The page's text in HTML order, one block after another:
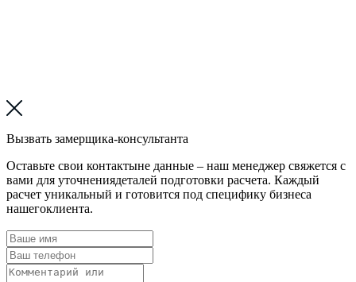
Вызвать замерщика-консультанта
Оставьте свои контактыне данные – наш менеджер свяжется с
вами для уточнениядеталей подготовки расчета. Каждый
расчет уникальный и готовится под специфику бизнеса
нашегоклиента.